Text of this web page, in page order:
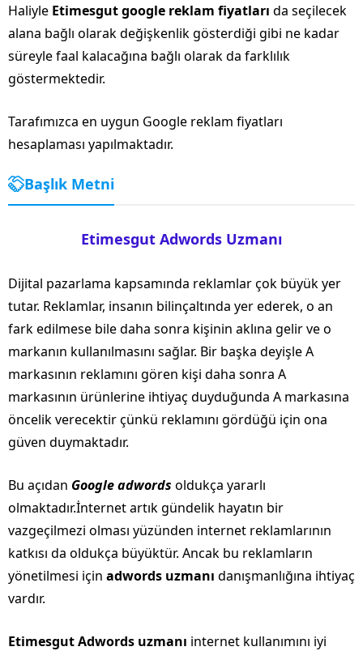
Haliyle Etimesgut google reklam fiyatları da seçilecek
alana bağlı olarak değişkenlik gösterdiği gibi ne kadar
süreyle faal kalacağına bağlı olarak da farklılık
göstermektedir.
Tarafımızca en uygun Google reklam fiyatları
hesaplaması yapılmaktadır.
Başlık Metni
Etimesgut Adwords Uzmanı
Dijital pazarlama kapsamında reklamlar çok büyük yer
tutar. Reklamlar, insanın bilinçaltında yer ederek, o an
fark edilmese bile daha sonra kişinin aklına gelir ve o
markanın kullanılmasını sağlar. Bir başka deyişle A
markasının reklamını gören kişi daha sonra A
markasının ürünlerine ihtiyaç duyduğunda A markasına
öncelik verecektir çünkü reklamını gördüğü için ona
güven duymaktadır.
Bu açıdan Google adwords oldukça yararlı
olmaktadır.İnternet artık gündelik hayatın bir
vazgeçilmezi olması yüzünden internet reklamlarının
katkısı da oldukça büyüktür. Ancak bu reklamların
yönetilmesi için adwords uzmanı danışmanlığına ihtiyaç
vardır.
Etimesgut Adwords uzmanı internet kullanımını iyi